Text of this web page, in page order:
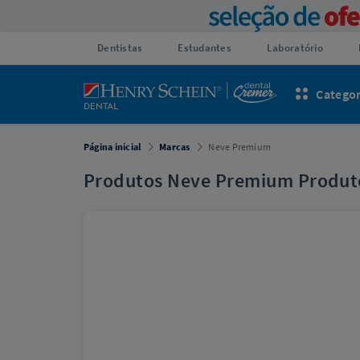
Dentistas Estudantes Laboratório
Página inicial Marcas Neve Premium
Produtos Neve Premium